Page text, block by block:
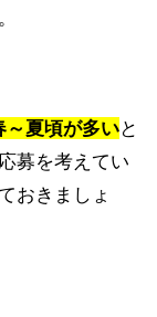
～夏頃が多いと
募を考えてい
おきましょ